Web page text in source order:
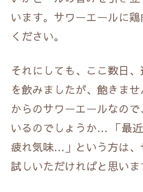
います。サワーエールに
ください。
それにしても、ここ数日
を飲みましたが、飽きま
からのサワーエールなの
いるのでしょうか… 「最
疲れ気味…」という方は、
試しいただければと思いま